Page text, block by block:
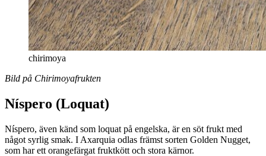
chirimoya
Bild på Chirimoyafrukten
Níspero (Loquat)
Níspero, även känd som loquat på engelska, är en söt frukt med
något syrlig smak. I Axarquia odlas främst sorten Golden Nugget,
som har ett orangefärgat fruktkött och stora kärnor.